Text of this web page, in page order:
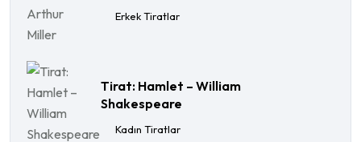
Erkek Tiratlar
Tirat: Hamlet – William
Shakespeare
Kadın Tiratlar